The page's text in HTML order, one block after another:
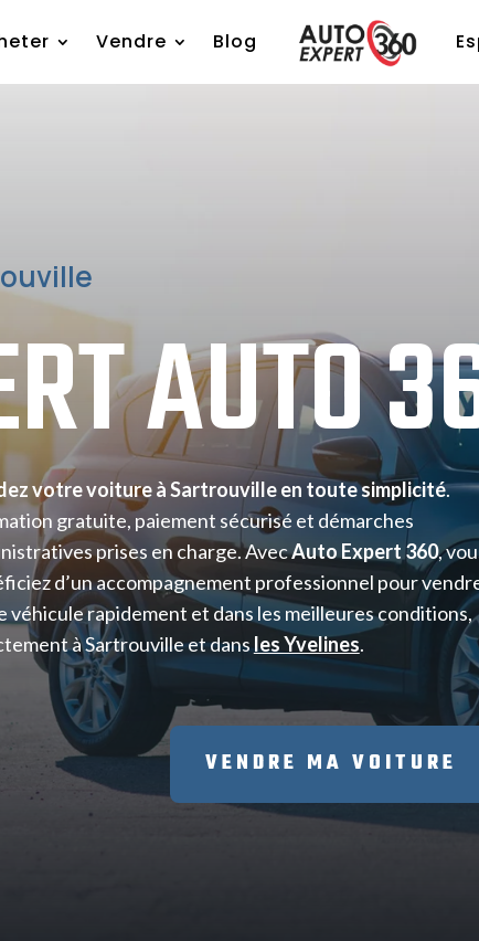
Vendre Blog
AUTO
votre voiture à Sartrouville en toute simplicité.
gratuite, paiement sécurisé et démarches
prises en charge. AvecAuto Expert 360,
d’un accompagnement professionnel pour
véhicule rapidement et dans les meilleures conditions,
à Sartrouville et dansles Yvelines.
VENDRE MA VOITURE